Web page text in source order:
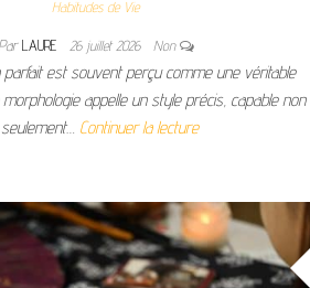
Habitudes de Vie
ParLAURE 26 juillet 2026 Non
parfait est souvent perçu comme une véritable
appelle un style précis, capable non
seulement… Continuer la lecture